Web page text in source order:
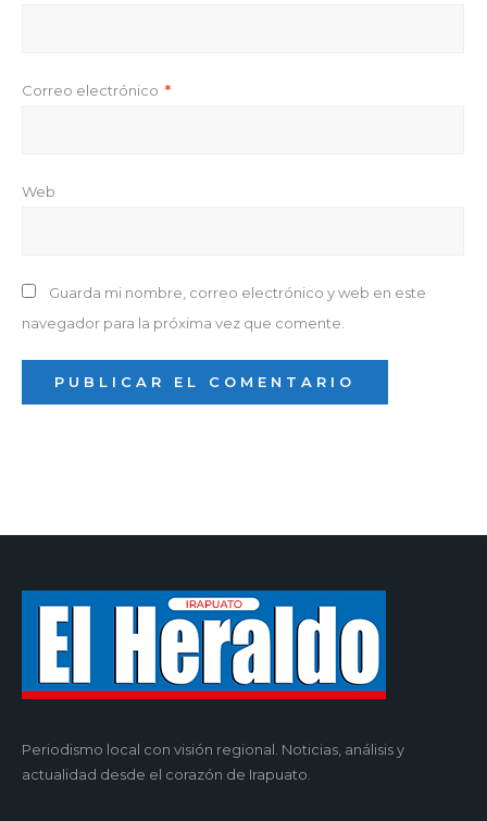
Correo electrónico *
Web
Guarda mi nombre, correo electrónico y web en este
navegador para la próxima vez que comente.
Periodismo local con visión regional. Noticias, análisis y
actualidad desde el corazón de Irapuato.